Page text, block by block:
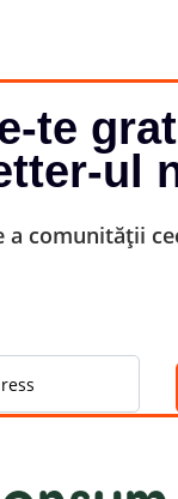
te
ul
a comunității